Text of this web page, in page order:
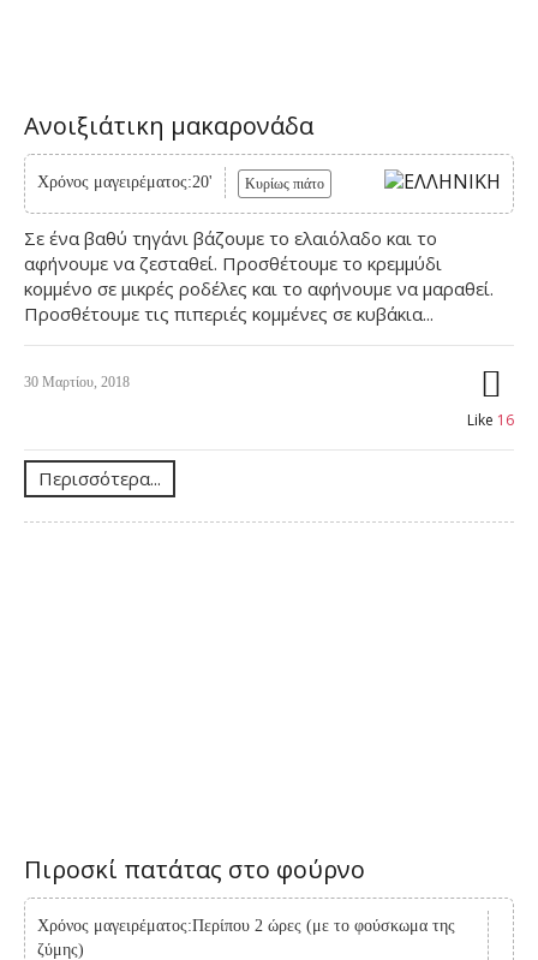
Ανοιξιάτικη μακαρονάδα
Χρόνος μαγειρέματος:20' Κυρίως πιάτο
Σε ένα βαθύ τηγάνι βάζουμε το ελαιόλαδο και το
αφήνουμε να ζεσταθεί. Προσθέτουμε το κρεμμύδι
κομμένο σε μικρές ροδέλες και το αφήνουμε να μαραθεί.
Προσθέτουμε τις πιπεριές κομμένες σε κυβάκια...
30 Μαρτίου, 2018
Like 16
Περισσότερα...
Πιροσκί πατάτας στο φούρνο
Χρόνος μαγειρέματος:Περίπου 2 ώρες (με το φούσκωμα της
ζύμης)